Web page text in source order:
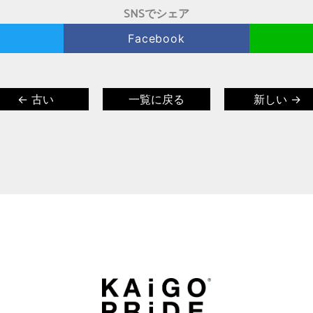
SNSでシェア
Facebook
← 古い 一覧に戻る 新しい →